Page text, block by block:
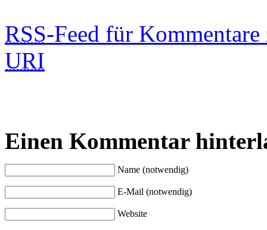
RSS-Feed für
URI
Einen Kommentar
Name (notwendig)
E-Mail (notwendig)
Website